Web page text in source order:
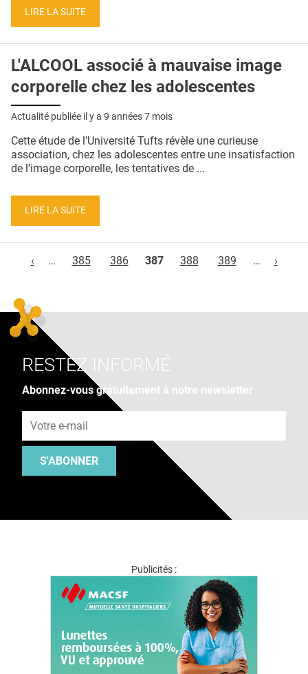
LIRE LA SUITE
L'ALCOOL associé à mauvaise image
corporelle chez les adolescentes
Actualité publiée il y a 9 années 7 mois
Cette étude de l’Université Tufts révèle une curieuse
association, chez les adolescentes entre une insatisfaction
de l’image corporelle, les tentatives de ...
LIRE LA SUITE
‹
… 385 386 387 388 389 … ›
RESTEZ INFORMÉ
Abonnez-vous gratuitement à notre newsletter
S'ABONNER
Publicités :